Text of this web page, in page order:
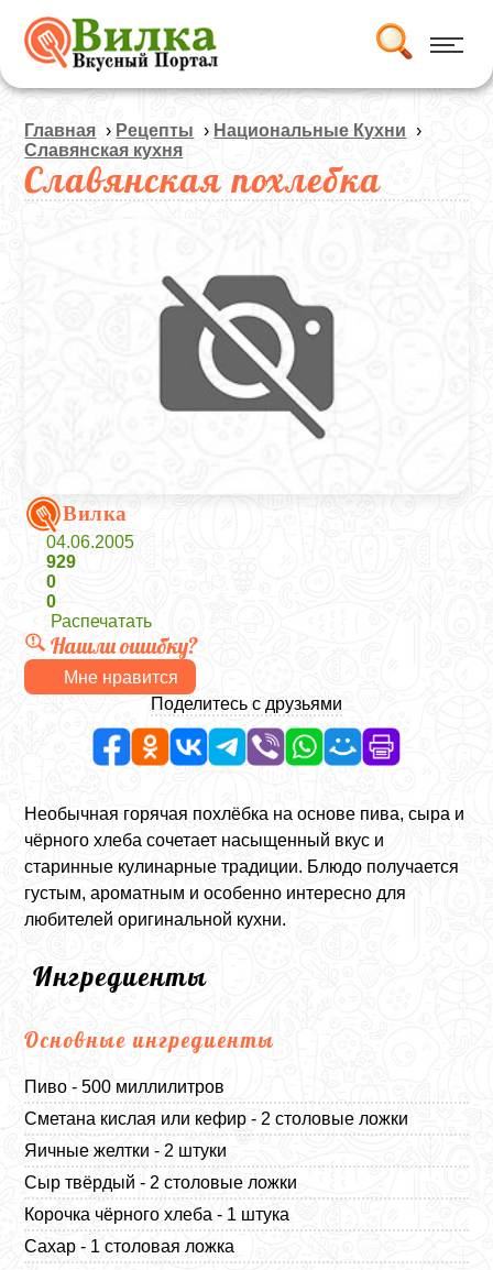
Главная › Рецепты › Национальные Кухни ›
Славянская кухня
Славянская похлебка
Вилка
04.06.2005
929
0
0
Распечатать
Нашли ошибку?
Мне нравится
Поделитесь с друзьями
Необычная горячая похлёбка на основе пива, сыра и
чёрного хлеба сочетает насыщенный вкус и
старинные кулинарные традиции. Блюдо получается
густым, ароматным и особенно интересно для
любителей оригинальной кухни.
Ингредиенты
Основные ингредиенты
Пиво - 500 миллилитров
Сметана кислая или кефир - 2 столовые ложки
Яичные желтки - 2 штуки
Сыр твёрдый - 2 столовые ложки
Корочка чёрного хлеба - 1 штука
Сахар - 1 столовая ложка